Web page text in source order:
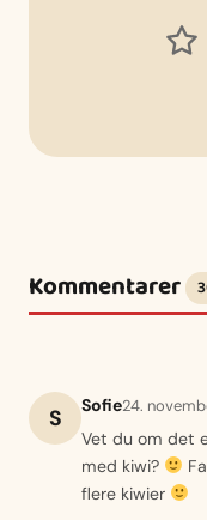
Kommentarer
S Sofie24.
Vet du om det
med kiwi?
flere kiwier